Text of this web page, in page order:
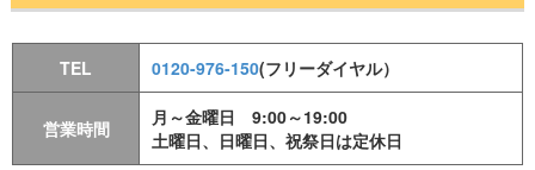
業、会社員）
以前、広島、福山、倉敷などへの出張で賃貸自動車さんを利用し
たことがあり、今回は神戸出張のため、マンスリーでレンタカー
を利用しました。工事の延長で1ヶ月以上になる予定でしたが、
月額の費用が安くて日割りでも利用できたので良かったです。新
幹線か飛行機かで行く予定でしたので、荷物もあったので、どこ
でレンタカーの受け渡しが便利か迷っていて結局大阪伊丹空港で
TEL 0120-976-150(フリーダイヤル）
営業時間
月～金曜日 9:00～19:00
土曜日、日曜日、祝祭日は定休日